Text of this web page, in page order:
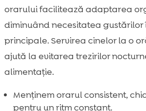
orarului facilitează adaptarea
diminuând necesitatea gustărilor
principale. Servirea cinelor la o
ajută la evitarea trezirilor
alimentație.
Menținem orarul consistent,
pentru un ritm constant.